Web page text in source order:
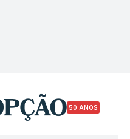
50 ANOS